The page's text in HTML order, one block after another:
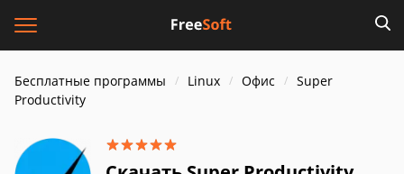
Бесплатные программы Linux Офис
Super
Productivity